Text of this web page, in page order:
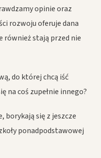
opinie oraz
rozwoju oferuje dana
również stają przed nie
do której chcą iść
na coś zupełnie innego?
borykają się z jeszcze
ponadpodstawowej